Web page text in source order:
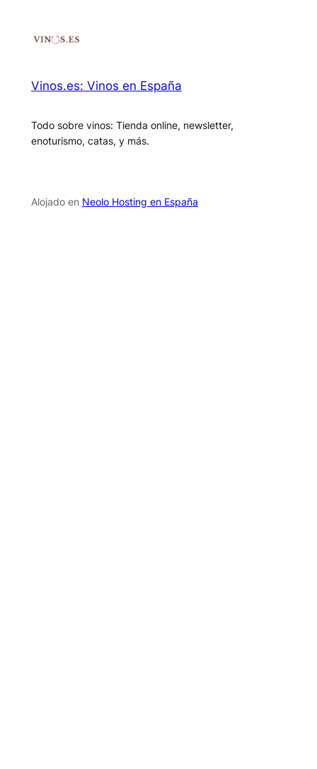
Vinos.es: Vinos en España
Todo sobre vinos: Tienda online, newsletter,
enoturismo, catas, y más.
Alojado en Neolo Hosting en España